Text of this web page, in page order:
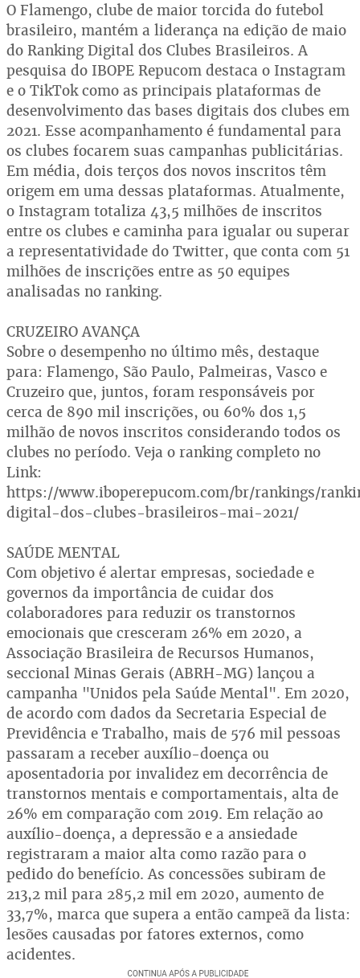
O Flamengo, clube de maior torcida do futebol
brasileiro, mantém a liderança na edição de maio
do Ranking Digital dos Clubes Brasileiros. A
pesquisa do IBOPE Repucom destaca o Instagram
e o TikTok como as principais plataformas de
desenvolvimento das bases digitais dos clubes em
2021. Esse acompanhamento é fundamental para
os clubes focarem suas campanhas publicitárias.
Em média, dois terços dos novos inscritos têm
origem em uma dessas plataformas. Atualmente,
o Instagram totaliza 43,5 milhões de inscritos
entre os clubes e caminha para igualar ou superar
a representatividade do Twitter, que conta com 51
milhões de inscrições entre as 50 equipes
analisadas no ranking.
CRUZEIRO AVANÇA
Sobre o desempenho no último mês, destaque
para: Flamengo, São Paulo, Palmeiras, Vasco e
Cruzeiro que, juntos, foram responsáveis por
cerca de 890 mil inscrições, ou 60% dos 1,5
milhão de novos inscritos considerando todos os
clubes no período. Veja o ranking completo no
Link:
https://www.iboperepucom.com/br/rankings/
digital-dos-clubes-brasileiros-mai-2021/
SAÚDE MENTAL
Com objetivo é alertar empresas, sociedade e
governos da importância de cuidar dos
colaboradores para reduzir os transtornos
emocionais que cresceram 26% em 2020, a
Associação Brasileira de Recursos Humanos,
seccional Minas Gerais (ABRH-MG) lançou a
campanha "Unidos pela Saúde Mental". Em 2020,
de acordo com dados da Secretaria Especial de
Previdência e Trabalho, mais de 576 mil pessoas
passaram a receber auxílio-doença ou
aposentadoria por invalidez em decorrência de
transtornos mentais e comportamentais, alta de
26% em comparação com 2019. Em relação ao
auxílio-doença, a depressão e a ansiedade
registraram a maior alta como razão para o
pedido do benefício. As concessões subiram de
213,2 mil para 285,2 mil em 2020, aumento de
33,7%, marca que supera a então campeã da lista:
lesões causadas por fatores externos, como
acidentes.